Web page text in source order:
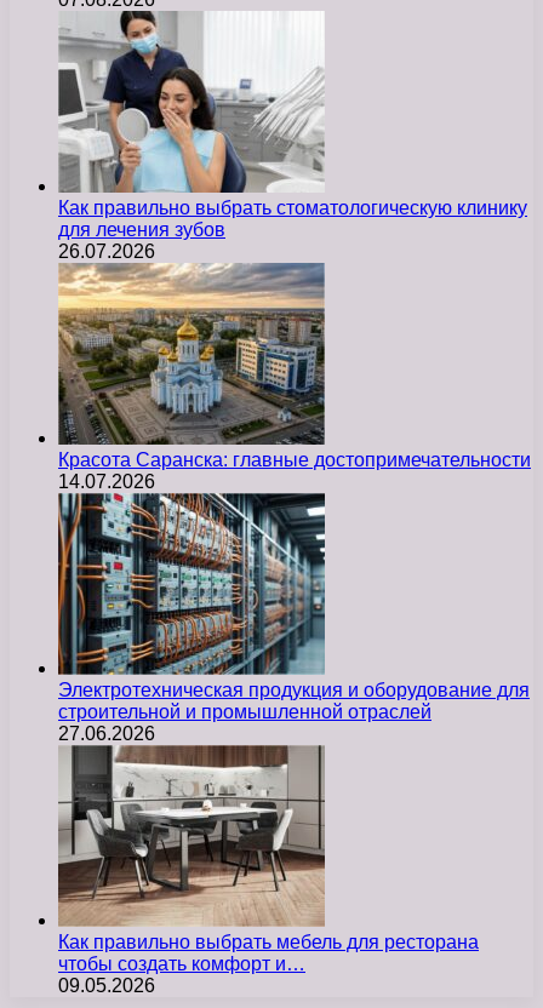
Как правильно выбрать стоматологическую клинику
для лечения зубов
26.07.2026
Красота Саранска: главные достопримечательности
14.07.2026
Электротехническая продукция и оборудование для
строительной и промышленной отраслей
27.06.2026
Как правильно выбрать мебель для ресторана
чтобы создать комфорт и…
09.05.2026